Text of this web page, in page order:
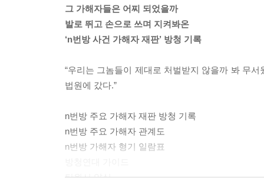
그 가해자들은 어찌 되었을까
발로 뛰고 손으로 쓰며 지켜봐온
‘n번방 사건 가해자 재판’ 방청 기록
“우리는 그놈들이 제대로 처벌받지 않을까 봐 무
법원에 갔다.”
n번방 주요 가해자 재판 방청 기록
n번방 주요 가해자 관계도
n번방 가해자 형기 일람표
탄원서 양식